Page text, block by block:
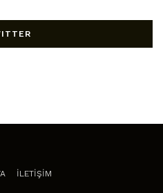
İLETİŞİM